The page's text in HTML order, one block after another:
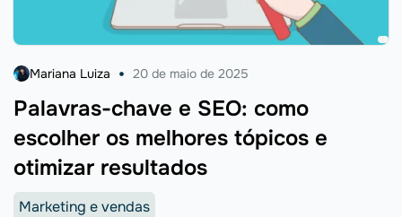
Palavras-chave e SEO: como
escolher os melhores tópicos e
otimizar resultados
Mariana Luiza 20 de maio de 2025
Marketing e vendas